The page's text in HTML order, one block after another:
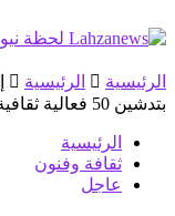
الرئيسية الرئيسية
بتدشين 50 فعالية ثقافية
الرئيسية
ثقافة وفنون
عاجل